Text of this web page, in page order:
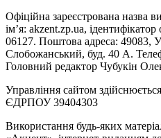
Офіційна зареєстрована назва
ім’я: akzent.zp.ua,
06127. Поштова адреса: 49083,
Слобожанський, буд. 40 А.
Головний редактор Чубукін
Управління сайтом
ЄДРПОУ 39404303
Використання будь-яких